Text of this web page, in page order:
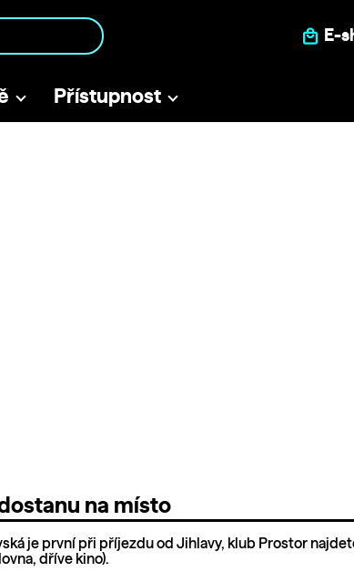
E-
Přístupnost
na místo
je první při příjezdu od Jihlavy, klub Prostor
dříve kino).